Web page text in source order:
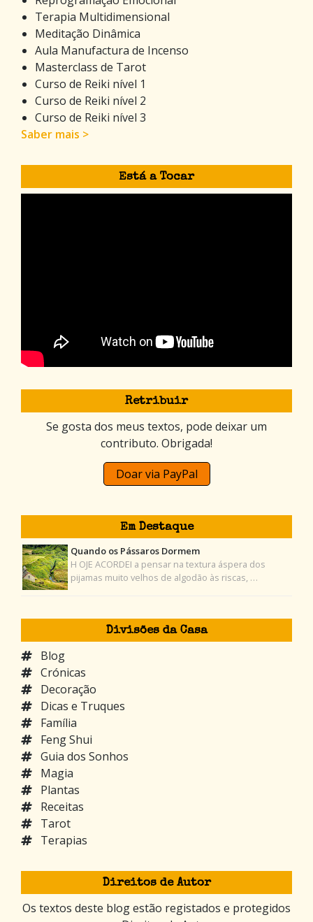
Terapia Multidimensional
Meditação Dinâmica
Aula Manufactura de Incenso
Masterclass de Tarot
Curso de Reiki nível 1
Curso de Reiki nível 2
Curso de Reiki nível 3
Saber mais >
Está a Tocar
Retribuir
Se gosta dos meus textos, pode deixar um
contributo. Obrigada!
Doar via PayPal
Em Destaque
Quando os Pássaros Dormem
H OJE ACORDEI a pensar na textura áspera dos
pijamas muito velhos de algodão às riscas, …
Divisões da Casa
Blog
Crónicas
Decoração
Dicas e Truques
Família
Feng Shui
Guia dos Sonhos
Magia
Plantas
Receitas
Tarot
Terapias
Direitos de Autor
Os textos deste blog estão registados e protegidos